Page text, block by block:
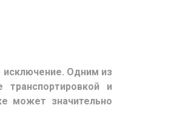
исключение. Одним из
и
может значительно